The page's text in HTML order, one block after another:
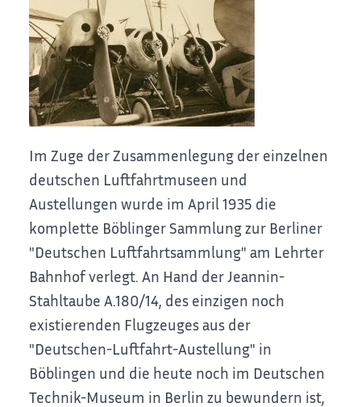
Im Zuge der Zusammenlegung der einzelnen
deutschen Luftfahrtmuseen und
Austellungen wurde im April 1935 die
komplette Böblinger Sammlung zur Berliner
"Deutschen Luftfahrtsammlung" am Lehrter
Bahnhof verlegt. An Hand der Jeannin-
Stahltaube A.180/14, des einzigen noch
existierenden Flugzeuges aus der
"Deutschen-Luftfahrt-Austellung" in
Böblingen und die heute noch im Deutschen
Technik-Museum in Berlin zu bewundern ist,